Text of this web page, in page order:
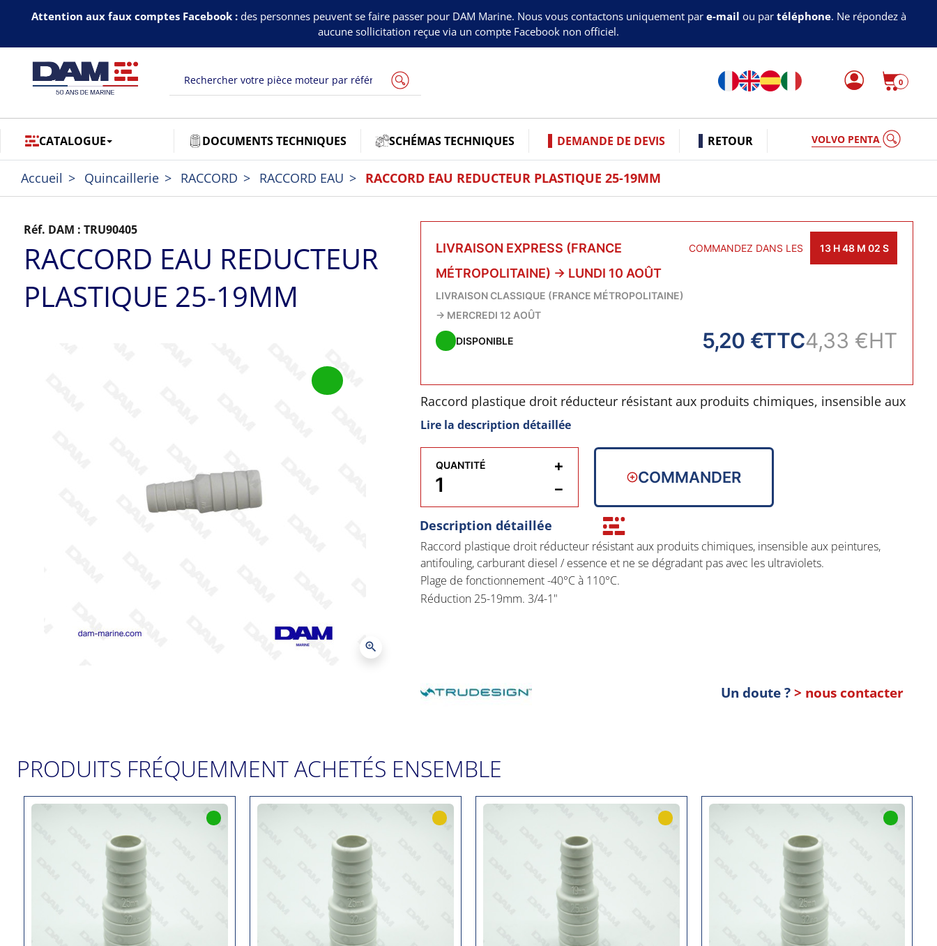
Attention aux faux comptes Facebook :des personnes peuvent se faire passer pour DAM Marine. Nous vous contactons uniquement par e-mail ou par téléphone. Ne répondez à
aucune sollicitation reçue via un compte Facebook non officiel.
0
CATALOGUE DOCUMENTS TECHNIQUES SCHÉMAS TECHNIQUES DEMANDE DE DEVIS RETOUR VOLVO PENTA
Accueil Quincaillerie RACCORD RACCORD EAU RACCORD EAU REDUCTEUR PLASTIQUE 25-19MM
Réf. DAM :TRU90405
RACCORD EAU REDUCTEUR
PLASTIQUE 25-19MM
zoom_in
LIVRAISON EXPRESS (FRANCE
MÉTROPOLITAINE) → LUNDI 10 AOÛT
LIVRAISON CLASSIQUE (FRANCE MÉTROPOLITAINE)
→ MERCREDI 12 AOÛT
COMMANDEZ DANS LES 13 H48 M01 S
DISPONIBLE 5,20 €TTC4,33 €HT
Raccord plastique droit réducteur résistant aux produits chimiques, insensible aux
peintures, antifouling, carburant diesel / essence et ne se dégradant pas avec les
Plage de fonctionnement -40°C à 110°C.
Réduction 25-19mm. 3/4-1"
Lire la description détaillée
QUANTITÉ
−
+
COMMANDER
Description détaillée
Raccord plastique droit réducteur résistant aux produits chimiques, insensible aux peintures,
antifouling, carburant diesel / essence et ne se dégradant pas avec les ultraviolets.
Plage de fonctionnement -40°C à 110°C.
Réduction 25-19mm. 3/4-1"
Un doute ?> nous contacter
PRODUITS FRÉQUEMMENT ACHETÉS ENSEMBLE